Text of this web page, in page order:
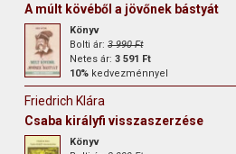
A múlt kövéből a jövőnek bástyát
Könyv
Bolti ár:3 990 Ft
Netes ár:3 591 Ft
10% kedvezménnyel
Friedrich Klára
Csaba királyfi visszaszerzése
Könyv